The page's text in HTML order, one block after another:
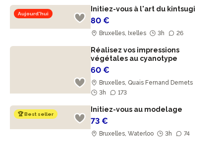
Aujourd'hui
Initiez-vous à l'art du kintsugi
80 €
Bruxelles, Ixelles 3h 26
Réalisez vos impressions
végétales au cyanotype
60 €
Bruxelles, Quais Fernand Demets
3h
173
🏆 Best seller
Initiez-vous au modelage
73 €
Bruxelles, Waterloo 3h 74